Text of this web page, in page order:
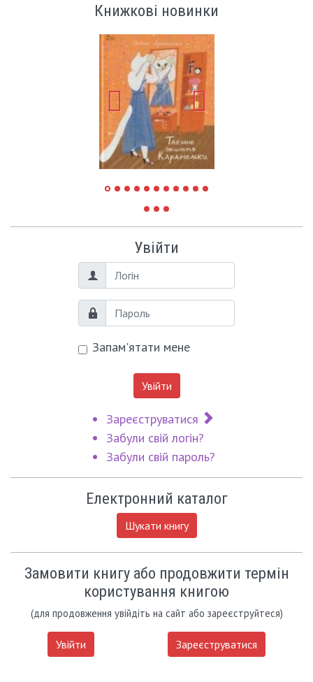
Книжкові новинки
Увійти
Логін
Пароль
Запам'ятати мене
Увійти
Зареєструватися
Забули свій логін?
Забули свій пароль?
Електронний каталог
Шукати книгу
Замовити книгу або продовжити термін
користування книгою
(для продовження увійдіть на сайт або зареєструйтеся)
Увійти Зареєструватися